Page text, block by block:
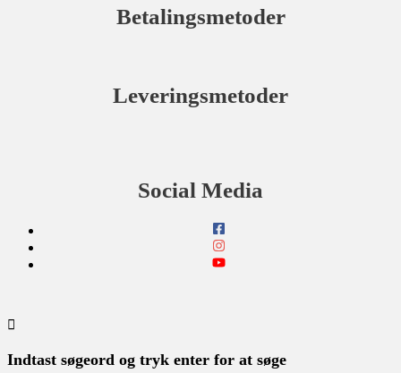
Betalingsmetoder
Leveringsmetoder
Social Media
Indtast søgeord og tryk enter for at søge